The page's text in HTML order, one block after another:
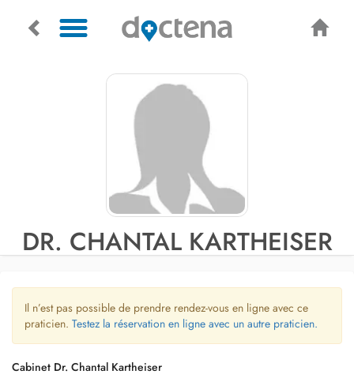
DR. CHANTAL KARTHEISER
Il n’est pas possible de prendre rendez-vous en ligne avec ce
praticien. Testez la réservation en ligne avec un autre praticien.
Cabinet Dr. Chantal Kartheiser